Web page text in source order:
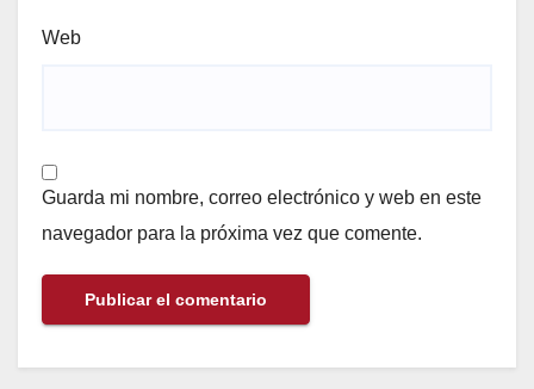
Web
Guarda mi nombre, correo electrónico y web en este
navegador para la próxima vez que comente.